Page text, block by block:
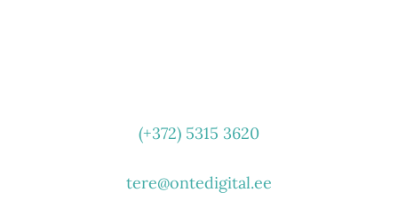
(+372) 5315 3620
tere@ontedigital.ee